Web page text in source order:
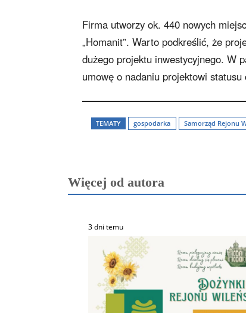
Firma utworzy ok. 440 nowych
„Homanit”. Warto podkreślić, że
dużego projektu inwestycyjnego. W
umowę o nadaniu projektowi
TEMATY gospodarka Samorząd Rejonu
Więcej od autora
3 dni temu